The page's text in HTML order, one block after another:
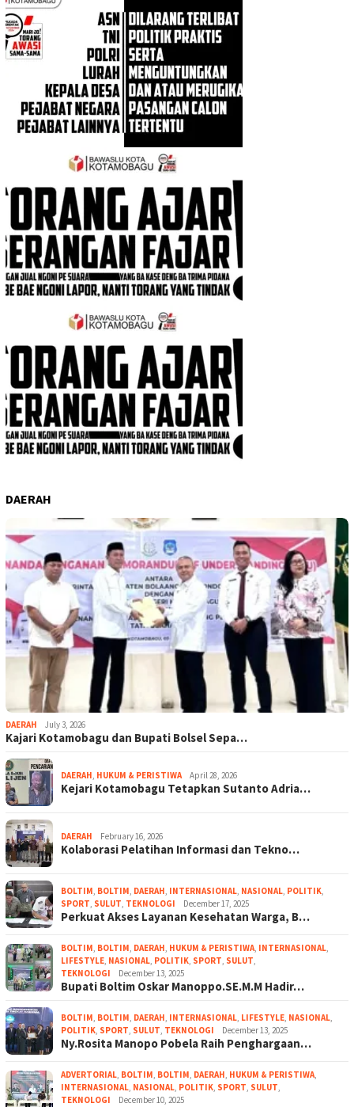
DAERAH
DAERAH July 3, 2026
Kajari Kotamobagu dan Bupati Bolsel Sepa…
DAERAH, HUKUM & PERISTIWA April 28, 2026
Kejari Kotamobagu Tetapkan Sutanto Adria…
DAERAH February 16, 2026
Kolaborasi Pelatihan Informasi dan Tekno…
BOLTIM, BOLTIM, DAERAH, INTERNASIONAL, NASIONAL, POLITIK,
SPORT, SULUT, TEKNOLOGI December 17, 2025
Perkuat Akses Layanan Kesehatan Warga, B…
BOLTIM, BOLTIM, DAERAH, HUKUM & PERISTIWA, INTERNASIONAL,
LIFESTYLE, NASIONAL, POLITIK, SPORT, SULUT,
TEKNOLOGI
December 13, 2025
Bupati Boltim Oskar Manoppo.SE.M.M Hadir…
BOLTIM, BOLTIM, DAERAH, INTERNASIONAL, LIFESTYLE, NASIONAL,
POLITIK, SPORT, SULUT, TEKNOLOGI December 13, 2025
Ny.Rosita Manopo Pobela Raih Penghargaan…
ADVERTORIAL, BOLTIM, BOLTIM, DAERAH, HUKUM & PERISTIWA,
INTERNASIONAL, NASIONAL, POLITIK, SPORT, SULUT,
TEKNOLOGI
December 10, 2025